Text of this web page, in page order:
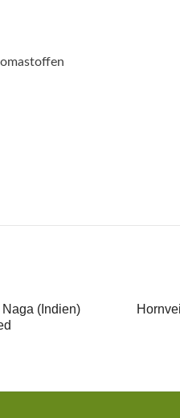
(Indien)